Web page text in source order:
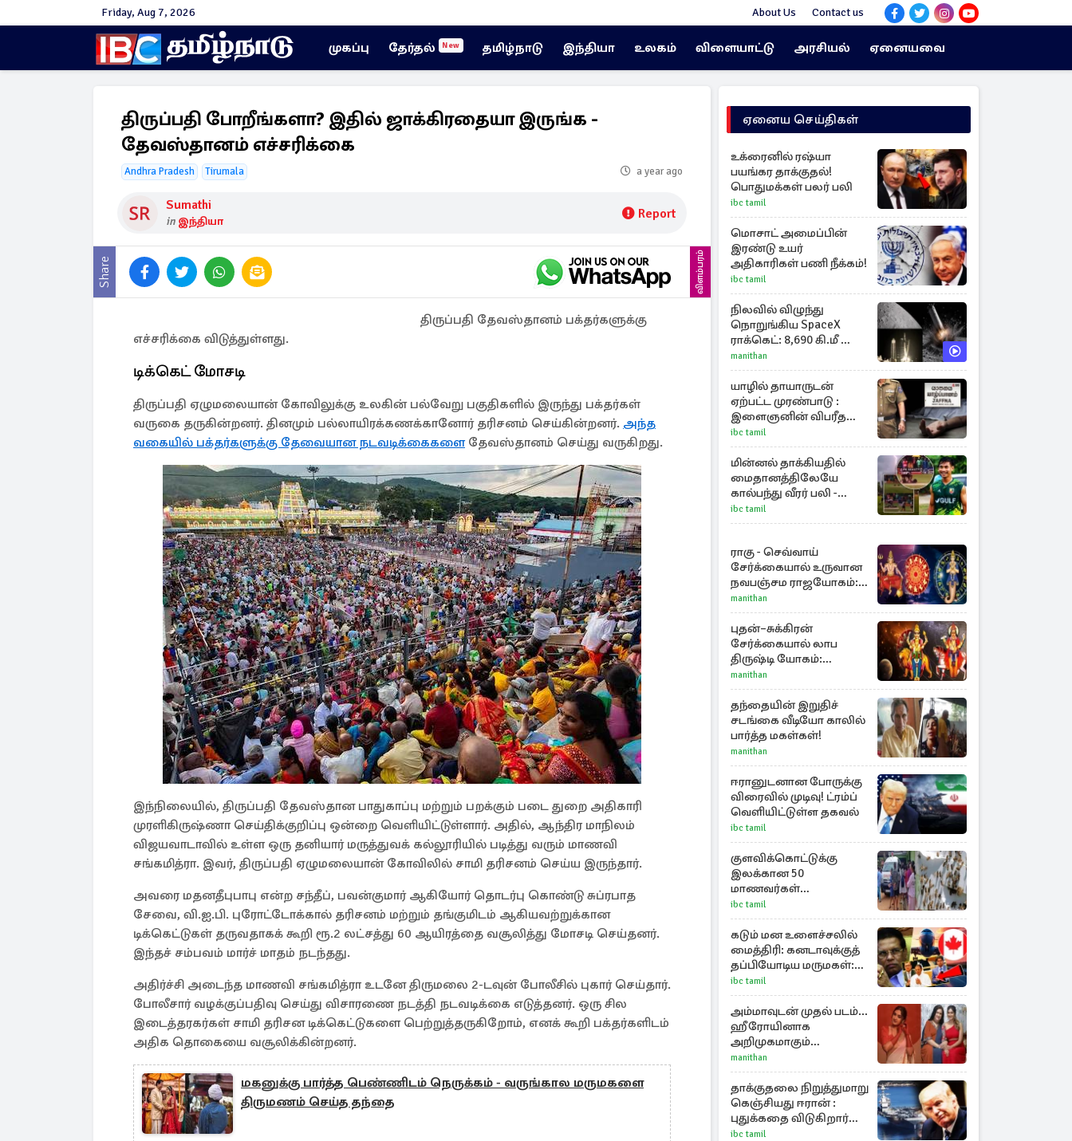
Friday, Aug 7, 2026 About Us Contact us
முகப்பு தேர்தல் New தமிழ்நாடு இந்தியா உலகம் விளையாட்டு அரசியல் ஏனையவை
திருப்பதி போறீங்களா? இதில் ஜாக்கிரதையா இருங்க -
தேவஸ்தானம் எச்சரிக்கை
Andhra Pradesh Tirumala a year ago
Sumathi
in இந்தியா Report
Share விளம்பரம்
திருப்பதி தேவஸ்தானம் பக்தர்களுக்கு
எச்சரிக்கை விடுத்துள்ளது.
டிக்கெட் மோசடி
திருப்பதி ஏழுமலையான் கோவிலுக்கு உலகின் பல்வேறு பகுதிகளில் இருந்து பக்தர்கள்
வருகை தருகின்றனர். தினமும் பல்லாயிரக்கணக்கானோர் தரிசனம் செய்கின்றனர். அந்த
வகையில் பக்தர்களுக்கு தேவையான நடவடிக்கைகளைதேவஸ்தானம் செய்து வருகிறது.
இந்நிலையில், திருப்பதி தேவஸ்தான பாதுகாப்பு மற்றும் பறக்கும் படை துறை அதிகாரி
முரளிகிருஷ்ணா செய்திக்குறிப்பு ஒன்றை வெளியிட்டுள்ளார். அதில், ஆந்திர மாநிலம்
விஜயவாடாவில் உள்ள ஒரு தனியார் மருத்துவக் கல்லூரியில் படித்து வரும் மாணவி
சங்கமித்ரா. இவர், திருப்பதி ஏழுமலையான் கோவிலில் சாமி தரிசனம் செய்ய இருந்தார்.
அவரை மதனதீபுபாபு என்ற சந்தீப், பவன்குமார் ஆகியோர் தொடர்பு கொண்டு சுப்ரபாத
சேவை, வி.ஐ.பி. புரோட்டோக்கால் தரிசனம் மற்றும் தங்குமிடம் ஆகியவற்றுக்கான
டிக்கெட்டுகள் தருவதாகக் கூறி ரூ.2 லட்சத்து 60 ஆயிரத்தை வசூலித்து மோசடி செய்தனர்.
இந்தச் சம்பவம் மார்ச் மாதம் நடந்தது.
அதிர்ச்சி அடைந்த மாணவி சங்கமித்ரா உடனே திருமலை 2-டவுன் போலீசில் புகார் செய்தார்.
போலீசார் வழக்குப்பதிவு செய்து விசாரணை நடத்தி நடவடிக்கை எடுத்தனர். ஒரு சில
இடைத்தரகர்கள் சாமி தரிசன டிக்கெட்டுகளை பெற்றுத்தருகிறோம், எனக் கூறி பக்தர்களிடம்
அதிக தொகையை வசூலிக்கின்றனர்.
மகனுக்கு பார்த்த பெண்ணிடம் நெருக்கம் - வருங்கால மருமகளை
திருமணம் செய்த தந்தை
ஏனைய செய்திகள்
உக்ரைனில் ரஷ்யா
பயங்கர தாக்குதல்!
பொதுமக்கள் பலர் பலி
ibc tamil
மொசாட் அமைப்பின்
இரண்டு உயர்
அதிகாரிகள் பணி நீக்கம்!
ibc tamil
நிலவில் விழுந்து
நொறுங்கிய SpaceX
ராக்கெட்: 8,690 கி.மீ வேக
மோதலால் உருவான
புதிய பள்ளம்!
manithan
யாழில் தாயாருடன்
ஏற்பட்ட முரண்பாடு :
இளைஞனின் விபரீத
முடிவு
ibc tamil
மின்னல் தாக்கியதில்
மைதானத்திலேயே
கால்பந்து வீரர் பலி -
அதிர்ச்சியில் ரசிகர்கள்
ibc tamil
ராகு - செவ்வாய்
சேர்க்கையால் உருவான
நவபஞ்சம ராஜயோகம்:
அதிர்ஷ்டம் பெறும் 3
ராசிகள்!
manithan
புதன்–சுக்கிரன்
சேர்க்கையால் லாப
திருஷ்டி யோகம்:
அதிர்ஷ்டம் பெறும் டாப் 3
ராசிகள்!
manithan
தந்தையின் இறுதிச்
சடங்கை வீடியோ காலில்
பார்த்த மகள்கள்!
manithan
ஈரானுடனான போருக்கு
விரைவில் முடிவு! ட்ரம்ப்
வெளியிட்டுள்ள தகவல்
ibc tamil
குளவிக்கொட்டுக்கு
இலக்கான 50
மாணவர்கள்
மருத்துவமனையில்
அனுமதி : மூவரின்
நிலை கவலைக்கிடம்
ibc tamil
கடும் மன உளைச்சலில்
மைத்திரி: கனடாவுக்குத்
தப்பியோடிய மருமகள்:
மகன் கொழும்பில்...!
ibc tamil
அம்மாவுடன் முதல் படம்...
ஹீரோயினாக
அறிமுகமாகும்
ஊர்வசியின் மகள்
தேஜலட்சுமி!
manithan
தாக்குதலை நிறுத்துமாறு
கெஞ்சியது ஈரான் :
புதுக்கதை விடுகிறார்
ட்ரம்ப்
ibc tamil